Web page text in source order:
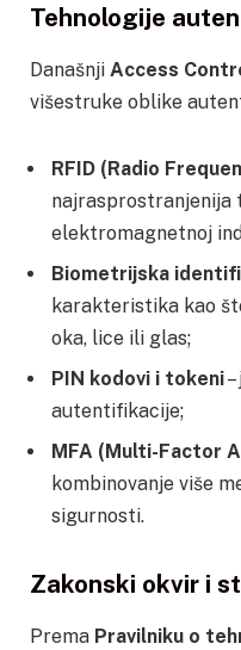
Tehnologije
Današnji Access
višestruke oblike
RFID (Radio
najrasprostranjenija
elektromagnetnoj
Biometrijska
karakteristika kao
oka, lice ili glas;
PIN kodovi i tokeni
autentifikacije;
MFA (Multi-Factor
kombinovanje više
sigurnosti.
Zakonski okvir i
Prema Pravilniku o